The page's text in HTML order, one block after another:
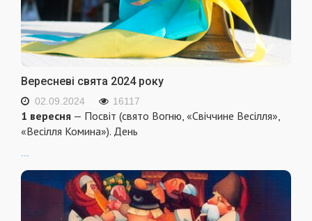
Вересневі свята 2024 року
02.09.2024 16117
1 вересня — Посвіт (свято Вогню, «Свіччине Весілля»,
«Весілля Комина»). День